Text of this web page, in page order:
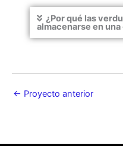
¿Por qué las
almacenarse en
← Proyecto anterior